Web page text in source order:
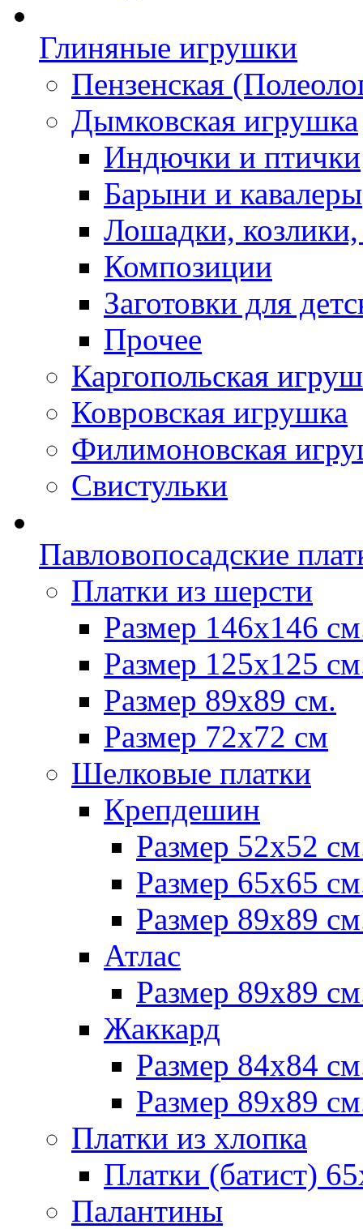
Глиняные игрушки
Пензенская
Дымковская игрушка
Индючки и птички
Барыни и кавалеры
Лошадки,
Композиции
Заготовки для
Прочее
Каргопольская
Ковровская игрушка
Филимоновская
Свистульки
Павловопосадские
Платки из шерсти
Размер 146х146
Размер 125х125
Размер 89х89 см.
Размер 72x72 см
Шелковые платки
Крепдешин
Размер 52х52
Размер 65х65
Размер 89х89
Атлас
Размер 89х89
Жаккард
Размер 84х84
Размер 89х89
Платки из хлопка
Платки (батист)
Палантины